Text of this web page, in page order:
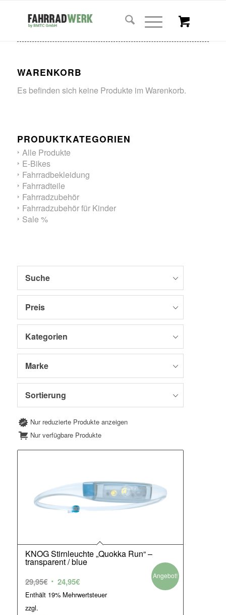
Suche
Preis
Kategorien
Marke
Sortierung
Nur reduzierte Produkte anzeigen
Nur verfügbare Produkte
KNOG Stirnleuchte „Quokka Run“ –
transparent / blue
29,95€ Ursprünglicher
Preis
24,95€Aktueller
Preis
Enthält 19% Mehrwertsteuer
zzgl.
Angebot!
WARENKORB
Es befinden sich keine Produkte im Warenkorb.
PRODUKTKATEGORIEN
Alle Produkte
E-Bikes
Fahrradbekleidung
Fahrradteile
Fahrradzubehör
Fahrradzubehör für Kinder
Sale %